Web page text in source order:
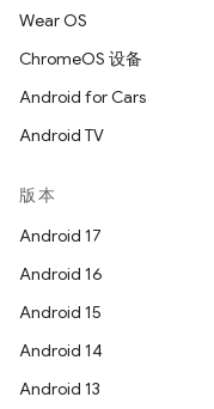
Wear OS
ChromeOS 设备
Android for Cars
Android TV
版本
Android 17
Android 16
Android 15
Android 14
Android 13